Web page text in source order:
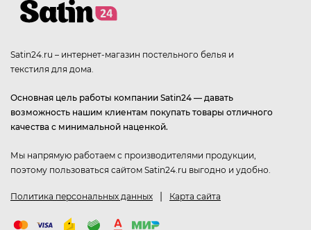
Satin24.ru – интернет-магазин постельного белья и
текстиля для дома.
Основная цель работы компании Satin24 — давать
возможность нашим клиентам покупать товары отличного
качества с минимальной наценкой.
Мы напрямую работаем с производителями продукции,
поэтому пользоваться сайтом Satin24.ru выгодно и удобно.
Политика персональных данных | Карта сайта